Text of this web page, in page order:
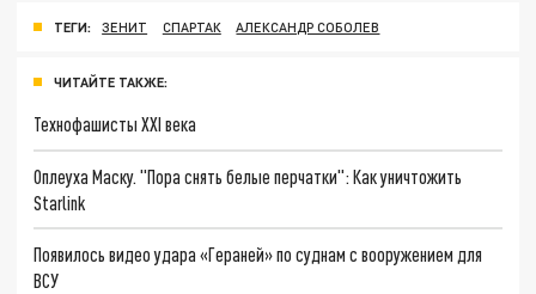
ТЕГИ: ЗЕНИТ СПАРТАК АЛЕКСАНДР СОБОЛЕВ
ЧИТАЙТЕ ТАКЖЕ:
Технофашисты XXI века
Оплеуха Маску. "Пора снять белые перчатки": Как уничтожить
Starlink
Появилось видео удара «Гераней» по суднам с вооружением для
ВСУ